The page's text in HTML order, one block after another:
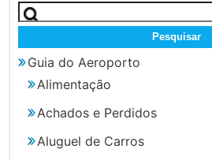
Pesquisar
por:
Guia do Aeroporto
Alimentação
Achados e Perdidos
Aluguel de Carros